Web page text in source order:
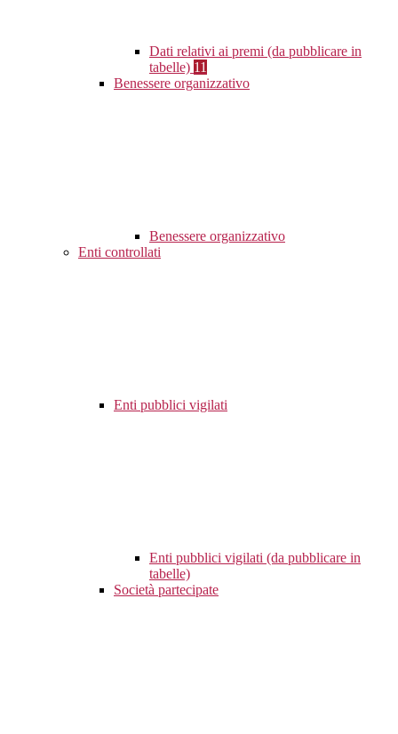
Dati relativi ai premi (da pubblicare in
tabelle) 11
Benessere organizzativo
Benessere organizzativo
Enti controllati
Enti pubblici vigilati
Enti pubblici vigilati (da pubblicare in
tabelle)
Società partecipate